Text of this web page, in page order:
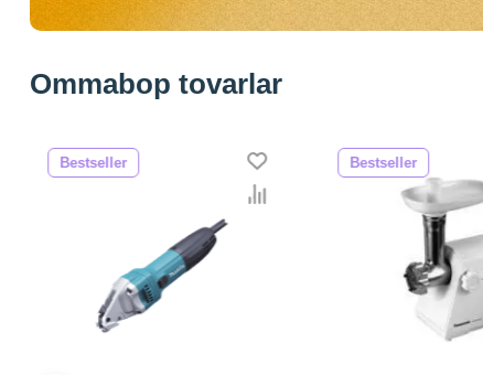
Ommabop tovarlar
Bestseller Bestseller